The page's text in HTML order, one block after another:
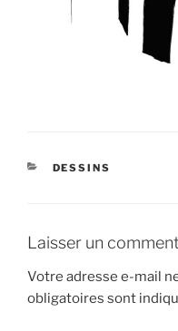
CATÉGORIES
DESSINS
Laisser un
Votre adresse e-mail
obligatoires sont